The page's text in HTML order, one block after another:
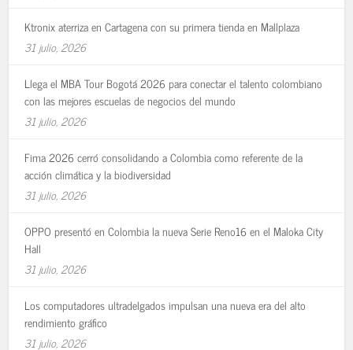
Ktronix aterriza en Cartagena con su primera tienda en Mallplaza
31 julio, 2026
Llega el MBA Tour Bogotá 2026 para conectar el talento colombiano
con las mejores escuelas de negocios del mundo
31 julio, 2026
Fima 2026 cerró consolidando a Colombia como referente de la
acción climática y la biodiversidad
31 julio, 2026
OPPO presentó en Colombia la nueva Serie Reno16 en el Maloka City
Hall
31 julio, 2026
Los computadores ultradelgados impulsan una nueva era del alto
rendimiento gráfico
31 julio, 2026